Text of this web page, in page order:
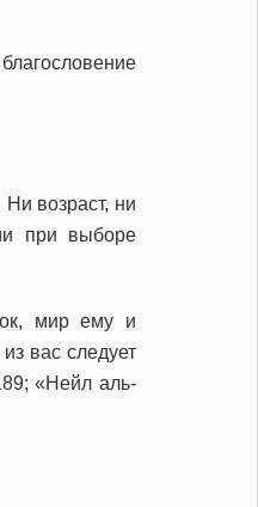
возраст, ни
при выборе
мир ему и
вас следует
«Нейл аль-